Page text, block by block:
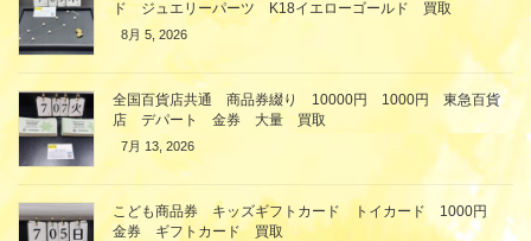
ド ジュエリーパーツ K18イエローゴールド 買取
8月 5, 2026
全国百貨店共通 商品券綴り 10000円 1000円 東急百貨
店 デパート 金券 大量 買取
7月 13, 2026
こども商品券 キッズギフトカード トイカード 1000円
金券 ギフトカード 買取